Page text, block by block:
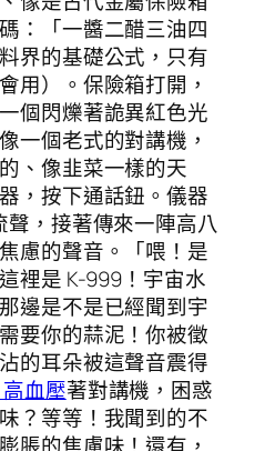
：「一醬二醋三油四
界的基礎公式，只有
用）。保險箱打開，
個閃爍著詭異紅色光
一個老式的對講機，
、像韭菜一樣的天
，按下通話鈕。儀器
，接著傳來一陣高八
慮的聲音。「喂！是
裡是 K-999！宇宙水
邊是不是已經聞到宇
要你的蒜泥！你被徵
的耳朵被這聲音震得
血壓著對講機，困惑
？等等！我聞到的不